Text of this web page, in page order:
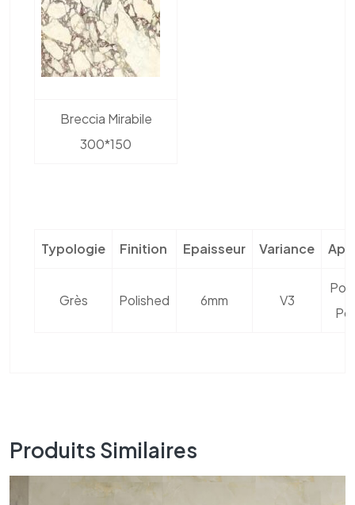
Breccia Mirabile
300*150
Typologie Finition Epaisseur Variance
Grès Polished 6mm V3
Produits Similaires